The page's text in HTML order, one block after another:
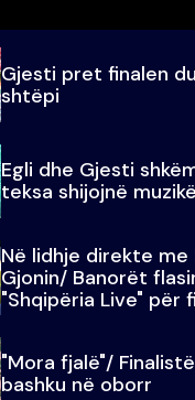
Gjesti pret finalen
shtëpi
Egli dhe Gjesti
teksa shijojnë
Në lidhje direkte me
Gjonin/ Banorët
"Shqipëria Live" për
"Mora fjalë"/
bashku në oborr